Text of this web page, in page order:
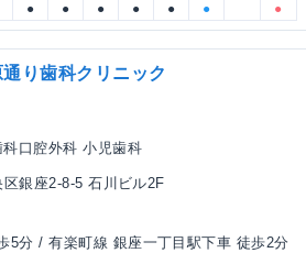
● ● ● ● ● ● ●
り歯科クリニック
口腔外科 小児歯科
銀座2-8-5 石川ビル2F
5分 / 有楽町線 銀座一丁目駅下車 徒歩2分